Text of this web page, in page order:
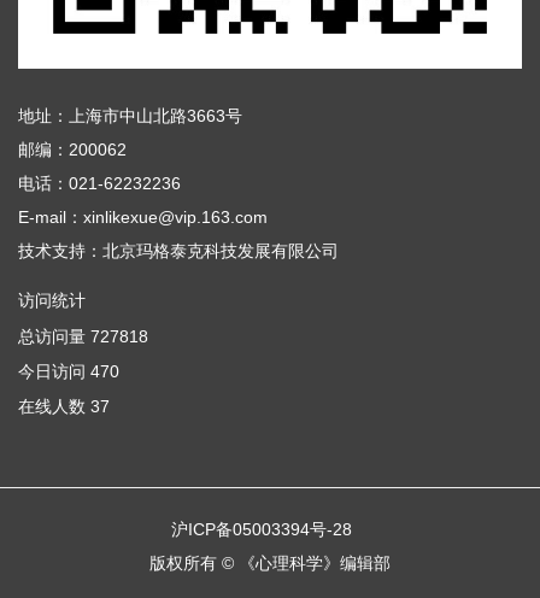
地址：上海市中山北路3663号
邮编：200062
电话：021-62232236
E-mail：xinlikexue@vip.163.com
技术支持： 北京玛格泰克科技发展有限公司
访问统计
总访问量 727818
今日访问 470
在线人数 37
沪ICP备05003394号-28
版权所有 © 《心理科学》编辑部